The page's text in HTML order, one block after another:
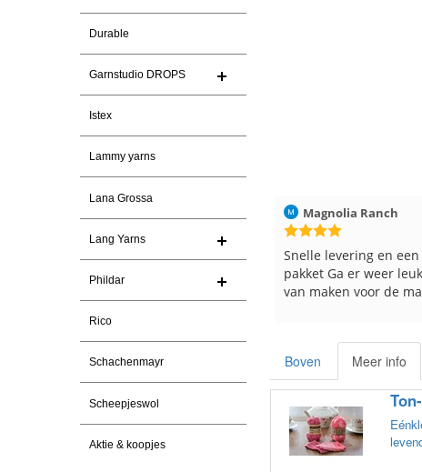
Durable
Garnstudio DROPS
Istex
Lammy yarns
Lana Grossa
Lang Yarns
Phildar
Rico
Schachenmayr
Scheepjeswol
Aktie & koopjes
Magnolia Ranch
Snelle levering en
pakket Ga er weer
van maken voor de
Boven Meer info